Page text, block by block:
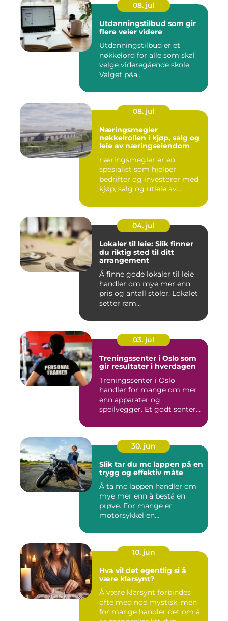
08. jul
Utdanningstilbud som gir
flere veier videre
Utdanningstilbud er et
nøkkelord for alle som skal
velge videregående skole.
Valget p&a...
08. jul
Næringsmegler
nøkkelrollen i kjøp, salg og
leie av næringseiendom
næringsmegler er en
spesialist som hjelper
bedrifter og investorer med
kjøp, salg og utleie av
04. jul
Lokaler til leie: Slik finner
du riktig sted til ditt
arrangement
Å finne gode lokaler til leie
handler om mye mer enn
pris og antall stoler. Lokalet
setter ram...
03. jul
Treningssenter i Oslo som
gir resultater i hverdagen
Treningssenter i Oslo
handler for mange om mer
enn apparater og
speilvegger. Et godt senter
30. jun
Slik tar du mc lappen på en
trygg og effektiv måte
Å ta mc lappen handler om
mye mer enn å bestå en
prøve. For mange er
motorsykkel en
10. jun
Hva vil det egentlig si å
være klarsynt?
Å være klarsynt forbindes
ofte med noe mystisk, men
for mange handler det om å